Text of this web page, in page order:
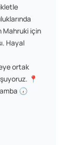
Mahruki için
Hayal
ortak
📍
🕡